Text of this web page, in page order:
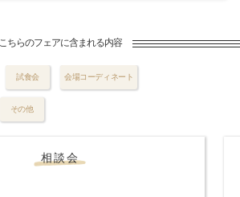
こちらのフェアに含まれる内容
試食会 会場コーディネート
その他
相談会